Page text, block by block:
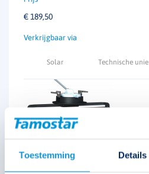
Toestemming Details
€189,50
Solar Technische unie